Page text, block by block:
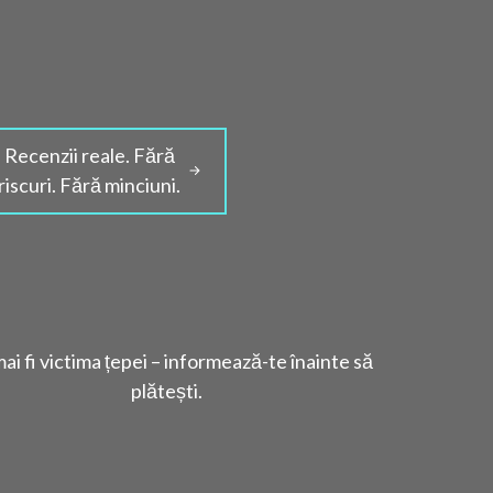
Recenzii reale. Fără
riscuri. Fără minciuni.
fi victima țepei – informează-te înainte să
plătești.